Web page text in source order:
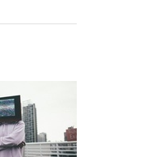
во время
на выборах